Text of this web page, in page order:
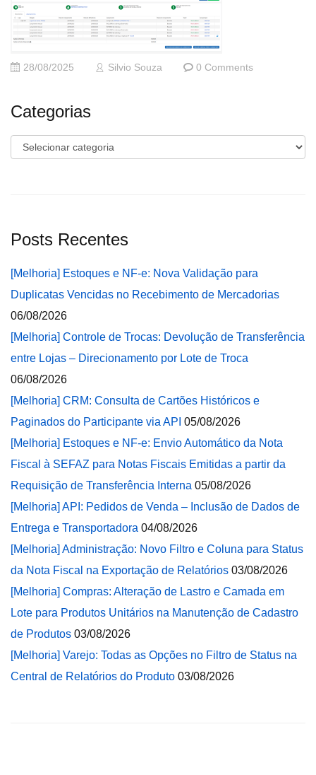
28/08/2025 Silvio Souza 0 Comments
Categorias
Categorias
Posts Recentes
[Melhoria] Estoques e NF-e: Nova Validação para
Duplicatas Vencidas no Recebimento de Mercadorias
06/08/2026
[Melhoria] Controle de Trocas: Devolução de Transferência
entre Lojas – Direcionamento por Lote de Troca
06/08/2026
[Melhoria] CRM: Consulta de Cartões Históricos e
Paginados do Participante via API 05/08/2026
[Melhoria] Estoques e NF-e: Envio Automático da Nota
Fiscal à SEFAZ para Notas Fiscais Emitidas a partir da
Requisição de Transferência Interna 05/08/2026
[Melhoria] API: Pedidos de Venda – Inclusão de Dados de
Entrega e Transportadora 04/08/2026
[Melhoria] Administração: Novo Filtro e Coluna para Status
da Nota Fiscal na Exportação de Relatórios 03/08/2026
[Melhoria] Compras: Alteração de Lastro e Camada em
Lote para Produtos Unitários na Manutenção de Cadastro
de Produtos 03/08/2026
[Melhoria] Varejo: Todas as Opções no Filtro de Status na
Central de Relatórios do Produto 03/08/2026